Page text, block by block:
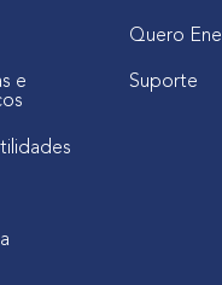
e
Quero
Suporte